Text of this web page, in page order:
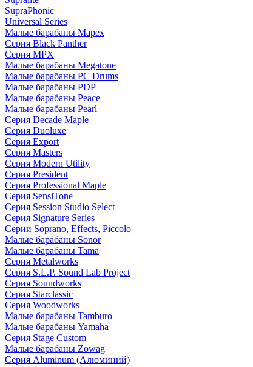
SupraPhonic
Universal Series
Малые барабаны Mapex
Серия Black Panther
Серия MPX
Малые барабаны Megatone
Малые барабаны PC Drums
Малые барабаны PDP
Малые барабаны Peace
Малые барабаны Pearl
Серия Decade Maple
Серия Duoluxe
Серия Export
Серия Masters
Серия Modern Utility
Серия President
Серия Professional Maple
Серия SensiTone
Серия Session Studio Select
Серия Signature Series
Серии Soprano, Effects, Piccolo
Малые барабаны Sonor
Малые барабаны Tama
Серия Metalworks
Серия S.L.P. Sound Lab Project
Серия Soundworks
Серия Starclassic
Серия Woodworks
Малые барабаны Tamburo
Малые барабаны Yamaha
Серия Stage Custom
Малые барабаны Zowag
Серия Aluminum (Алюминий)